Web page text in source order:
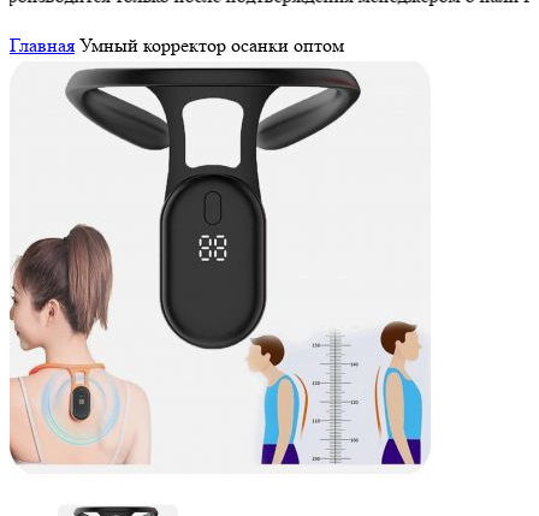
Главная Умный корректор осанки оптом